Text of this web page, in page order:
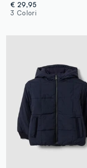
€ 29,95
3 Colori